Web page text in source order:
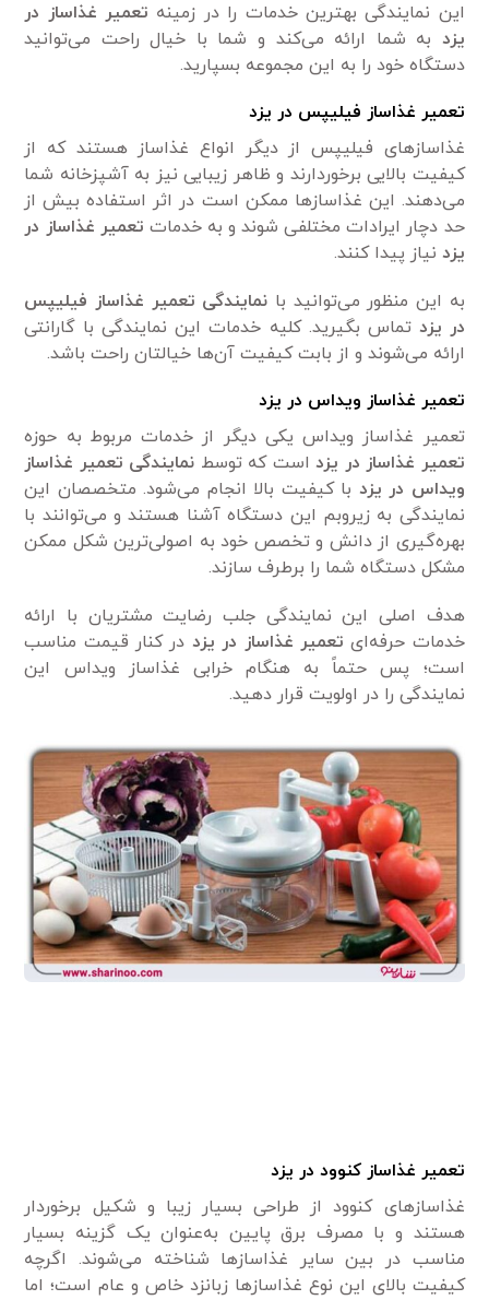
این نمایندگی بهترین خدمات را در زمینه تعمیر غذاساز در
یزد به شما ارائه می‌کند و شما با خیال راحت می‌توانید
دستگاه خود را به این مجموعه بسپارید.
تعمیر غذاساز فیلیپس در یزد
غذاساز‌های فیلیپس از دیگر انواع غذاساز هستند که از
کیفیت بالایی برخوردارند و ظاهر زیبایی نیز به آشپزخانه شما
می‌دهند. این غذاساز‌ها ممکن است در اثر استفاده بیش از
حد دچار ایرادات مختلفی شوند و به خدمات تعمیر غذاساز در
یزد نیاز پیدا کنند.
به این منظور می‌توانید با نمایندگی تعمیر غذاساز فیلیپس
در یزد تماس بگیرید. کلیه خدمات این نمایندگی با گارانتی
ارائه می‌شوند و از بابت کیفیت آن‌ها خیالتان راحت باشد.
تعمیر غذاساز ویداس در یزد
تعمیر غذاساز ویداس یکی دیگر از خدمات مربوط به حوزه
تعمیر غذاساز در یزد است که توسط نمایندگی تعمیر غذاساز
ویداس در یزد با کیفیت بالا انجام می‌شود. متخصصان این
نمایندگی به زیروبم این دستگاه آشنا هستند و می‌توانند با
بهره‌گیری از دانش و تخصص خود به اصولی‌ترین شکل ممکن
مشکل دستگاه شما را برطرف سازند.
هدف اصلی این نمایندگی جلب رضایت مشتریان با ارائه
خدمات حرفه‌ایتعمیر غذاساز در یزد در کنار قیمت مناسب
است؛ پس حتماً به هنگام خرابی غذاساز ویداس این
نمایندگی را در اولویت قرار دهید.
تعمیر غذاساز کنوود در یزد
غذاساز‌های کنوود از طراحی بسیار زیبا و شکیل برخوردار
هستند و با مصرف برق پایین به‌عنوان یک گزینه بسیار
مناسب در بین سایر غذاساز‌ها شناخته می‌شوند. اگرچه
کیفیت بالای این نوع غذاساز‌ها زبانزد خاص و عام است؛ اما